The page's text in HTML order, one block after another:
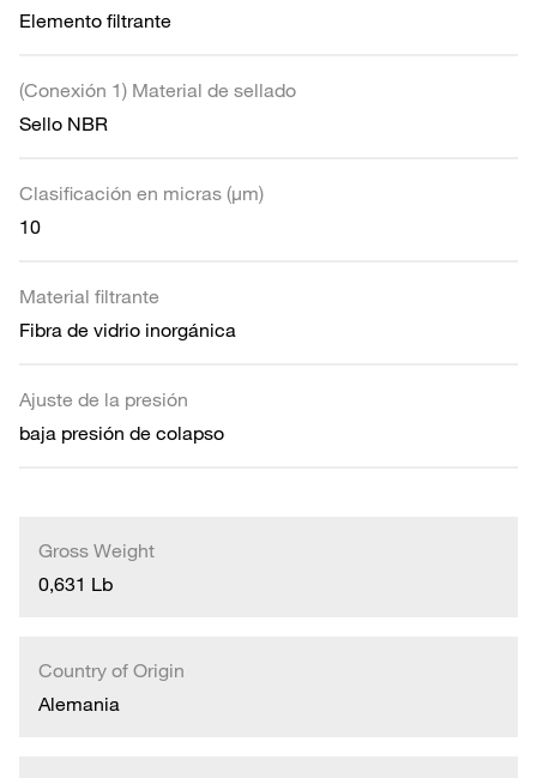
Elemento filtrante
(Conexión 1) Material de sellado
Sello NBR
Clasificación en micras (µm)
10
Material filtrante
Fibra de vidrio inorgánica
Ajuste de la presión
baja presión de colapso
Gross Weight
0,631 Lb
Country of Origin
Alemania